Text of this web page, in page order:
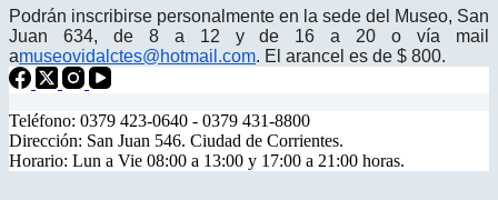
Podrán inscribirse personalmente en la sede del Museo, San
Juan 634, de 8 a 12 y de 16 a 20 o vía mail
amuseovidalctes@hotmail.com. El arancel es de $ 800.
Teléfono: 0379 423-0640 - 0379 431-8800
Dirección: San Juan 546. Ciudad de Corrientes.
Horario: Lun a Vie 08:00 a 13:00 y 17:00 a 21:00 horas.